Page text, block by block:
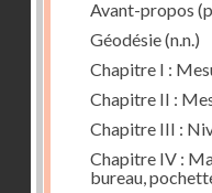
Avant-propos
Géodésie(n.n.)
Chapitre I :
Chapitre II :
Chapitre III :
Chapitre IV :
bureau,